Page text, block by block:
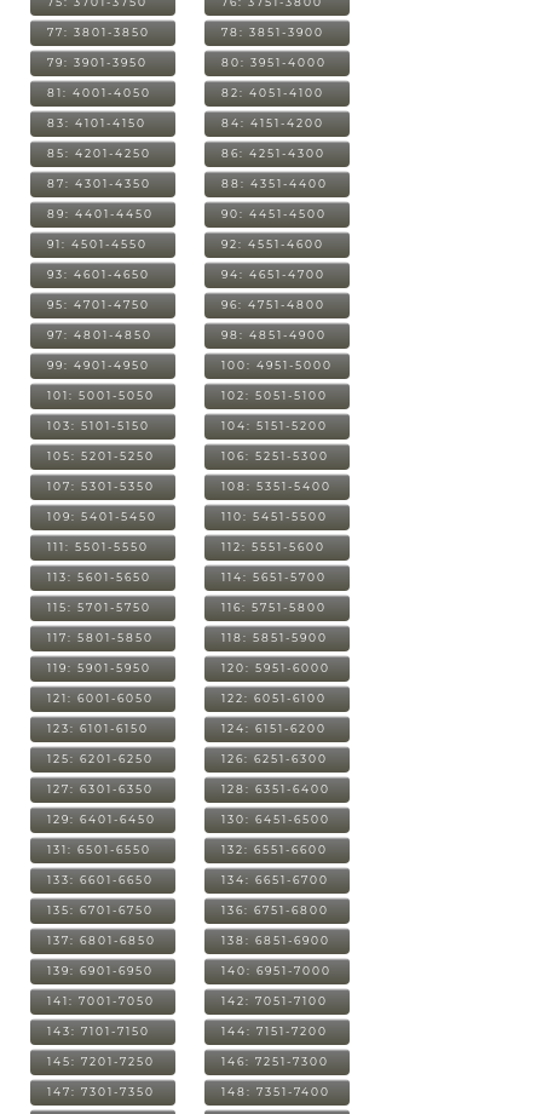
77: 3801-3850 78: 3851-3900
79: 3901-3950 80: 3951-4000
81: 4001-4050 82: 4051-4100
83: 4101-4150 84: 4151-4200
85: 4201-4250 86: 4251-4300
87: 4301-4350 88: 4351-4400
89: 4401-4450 90: 4451-4500
91: 4501-4550 92: 4551-4600
93: 4601-4650 94: 4651-4700
95: 4701-4750 96: 4751-4800
97: 4801-4850 98: 4851-4900
99: 4901-4950 100: 4951-5000
101: 5001-5050 102: 5051-5100
103: 5101-5150 104: 5151-5200
105: 5201-5250 106: 5251-5300
107: 5301-5350 108: 5351-5400
109: 5401-5450 110: 5451-5500
111: 5501-5550 112: 5551-5600
113: 5601-5650 114: 5651-5700
115: 5701-5750 116: 5751-5800
117: 5801-5850 118: 5851-5900
119: 5901-5950 120: 5951-6000
121: 6001-6050 122: 6051-6100
123: 6101-6150 124: 6151-6200
125: 6201-6250 126: 6251-6300
127: 6301-6350 128: 6351-6400
129: 6401-6450 130: 6451-6500
131: 6501-6550 132: 6551-6600
133: 6601-6650 134: 6651-6700
135: 6701-6750 136: 6751-6800
137: 6801-6850 138: 6851-6900
139: 6901-6950 140: 6951-7000
141: 7001-7050 142: 7051-7100
143: 7101-7150 144: 7151-7200
145: 7201-7250 146: 7251-7300
147: 7301-7350 148: 7351-7400